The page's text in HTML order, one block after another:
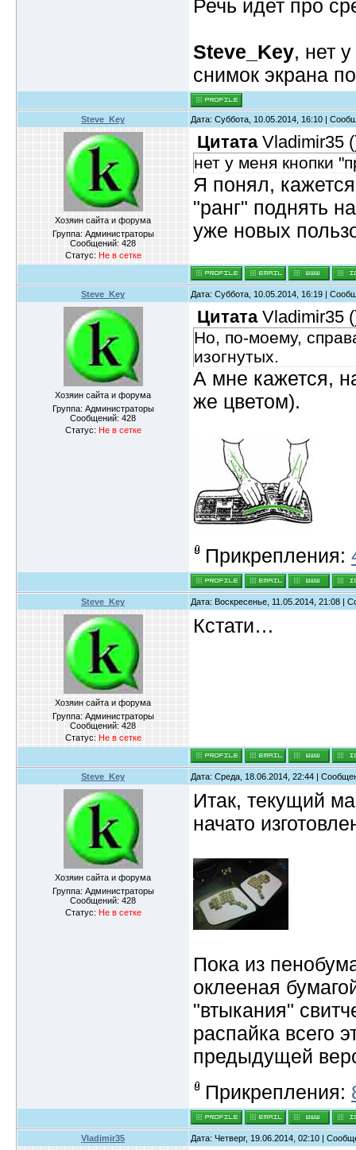
Речь идет про
Steve_Key, нет
снимок экрана
Steve_Key Дата: Суббота, 10.05.2014, 16:10 |
Хозяин сайта и форума
Группа: Администраторы
Сообщений: 428
Статус: Не в сетке
Цитата Vladimir35 (
нет у меня кнопки
Я понял,
"ранг" поднять
уже новых
Steve_Key Дата: Суббота, 10.05.2014, 16:19 |
Хозяин сайта и форума
Группа: Администраторы
Сообщений: 428
Статус: Не в сетке
Цитата Vladimir35 (
Но, по-моему,
изогнутых.
А мне кажется,
же цветом).
Прикрепления:
Steve_Key Дата: Воскресенье, 11.05.2014, 21:08 |
Хозяин сайта и форума
Группа: Администраторы
Сообщений: 428
Статус: Не в сетке
Кстати…
Steve_Key Дата: Среда, 18.06.2014, 22:44 |
Хозяин сайта и форума
Группа: Администраторы
Сообщений: 428
Статус: Не в сетке
Итак, текущий
начато
Пока из
оклееная
"втыкания"
распайка всего
предыдущей
Прикрепления:
Vladimir35 Дата: Четверг, 19.06.2014, 02:10 |